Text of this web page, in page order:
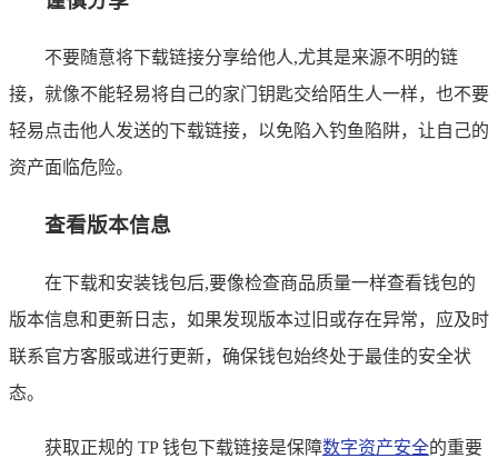
不要随意将下载链接分享给他人,尤其是来源不明的链
接，就像不能轻易将自己的家门钥匙交给陌生人一样，也不要
轻易点击他人发送的下载链接，以免陷入钓鱼陷阱，让自己的
资产面临危险。
查看版本信息
在下载和安装钱包后,要像检查商品质量一样查看钱包的
版本信息和更新日志，如果发现版本过旧或存在异常，应及时
联系官方客服或进行更新，确保钱包始终处于最佳的安全状
态。
获取正规的 TP 钱包下载链接是保障数字资产安全的重要